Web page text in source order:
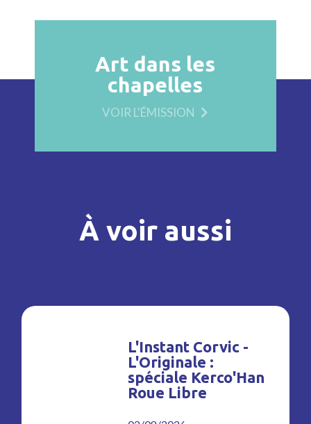
Art dans les
chapelles
VOIR L'ÉMISSION
À voir aussi
L'Instant Corvic -
L'Originale :
spéciale Kerco'Han
Roue Libre